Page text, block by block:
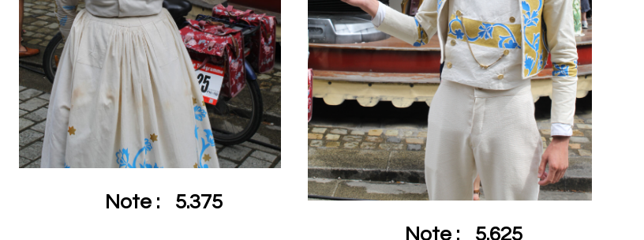
Note : 5.375
Note : 5.625